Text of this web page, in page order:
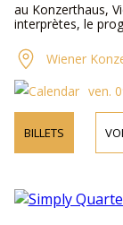
au Konzerthaus,
interprètes, le
Wiener
ven.
BILLETS